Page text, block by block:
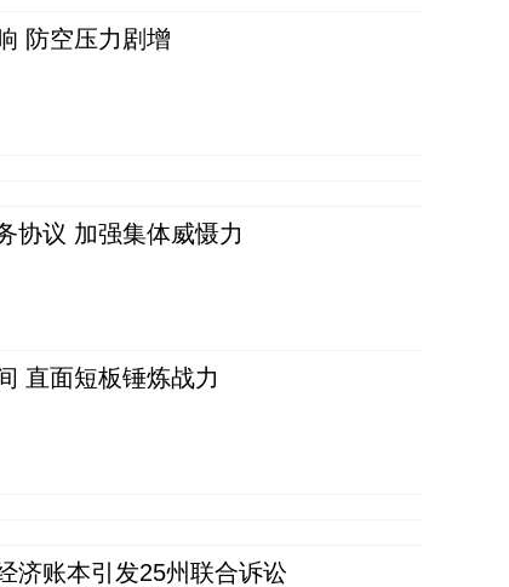
防空压力剧增
协议 加强集体威慑力
直面短板锤炼战力
济账本引发25州联合诉讼